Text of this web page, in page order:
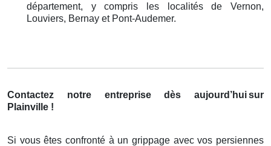
département, y compris les localités de Vernon,
Louviers, Bernay et Pont-Audemer.
Contactez notre entreprise dès aujourd’huisur
Plainville !
Si vous êtes confronté à un grippage avec vos persiennes